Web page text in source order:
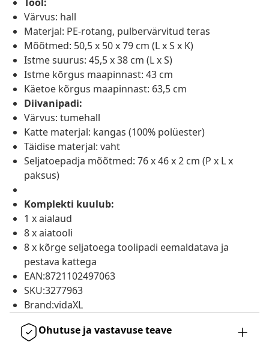
Värvus: hall
Materjal: PE-rotang, pulbervärvitud teras
Mõõtmed: 50,5 x 50 x 79 cm (L x S x K)
Istme suurus: 45,5 x 38 cm (L x S)
Istme kõrgus maapinnast: 43 cm
Käetoe kõrgus maapinnast: 63,5 cm
Diivanipadi:
Värvus: tumehall
Katte materjal: kangas (100% polüester)
Täidise materjal: vaht
Seljatoepadja mõõtmed: 76 x 46 x 2 cm (P x L x
paksus)
Komplekti kuulub:
1 x aialaud
8 x aiatooli
8 x kõrge seljatoega toolipadi eemaldatava ja
pestava kattega
EAN:8721102497063
SKU:3277963
Brand:vidaXL
Ohutuse ja vastavuse teave